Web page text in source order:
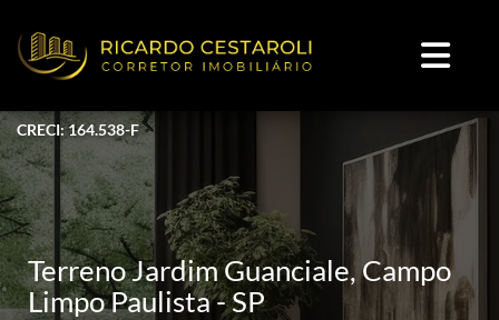
CRECI: 164.538-F
Terreno Jardim Guanciale, Campo
Limpo Paulista - SP